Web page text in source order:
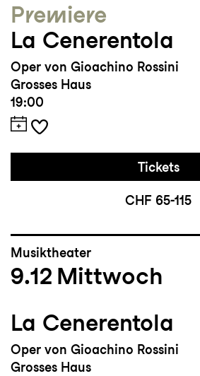
Premiere
La Cenerentola
Oper von Gioachino Rossini
Grosses Haus
19:00
Tickets
CHF 65-115
Musiktheater
9.12 Mittwoch
La Cenerentola
Oper von Gioachino Rossini
Grosses Haus